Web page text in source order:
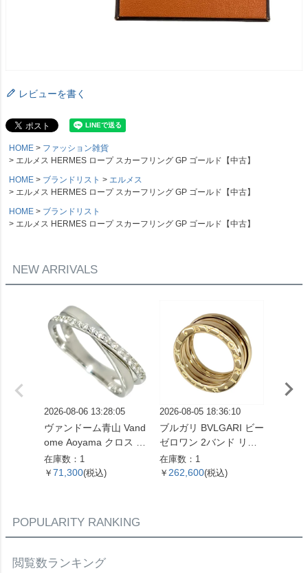
レビューを書く
HOME
ファッション雑貨
エルメス HERMES ロープ スカーフリング GP ゴールド【中古】
HOME
ブランドリスト
エルメス
エルメス HERMES ロープ スカーフリング GP ゴールド【中古】
HOME
ブランドリスト
エルメス HERMES ロープ スカーフリング GP ゴールド【中古】
NEW ARRIVALS
2026-08-06 13:28:05
ヴァンドーム青山 Vand
ome Aoyama クロス モ
チーフ リング 指輪 ダイ
ヤモンド 0.16ct 約13号
在庫数：1
￥ 71,300(税込)
2026-08-05 18:36:10
ブルガリ BVLGARI ビー
ゼロワン 2バンド リン
グ 指輪 #49 K18YG 8.7
g イエローゴールド【中
在庫数：1
￥ 262,600(税込)
POPULARITY RANKING
閲覧数ランキング